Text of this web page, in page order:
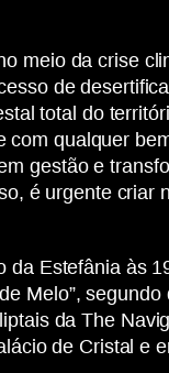
meio da crise
de
total do
qualquer
gestão e
é urgente
da Estefânia às
Melo”,
da The
de Cristal e